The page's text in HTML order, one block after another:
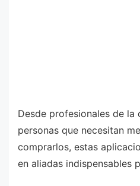
Desde profesionales de la
personas que necesitan
comprarlos, estas
en aliadas indispensables